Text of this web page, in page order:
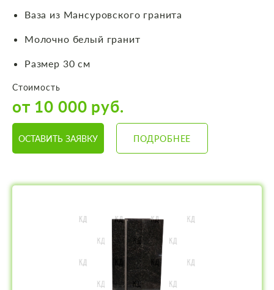
Ваза из Мансуровского гранита
Молочно белый гранит
Размер 30 см
Стоимость
от 10 000 руб.
ОСТАВИТЬ ЗАЯВКУ ПОДРОБНЕЕ